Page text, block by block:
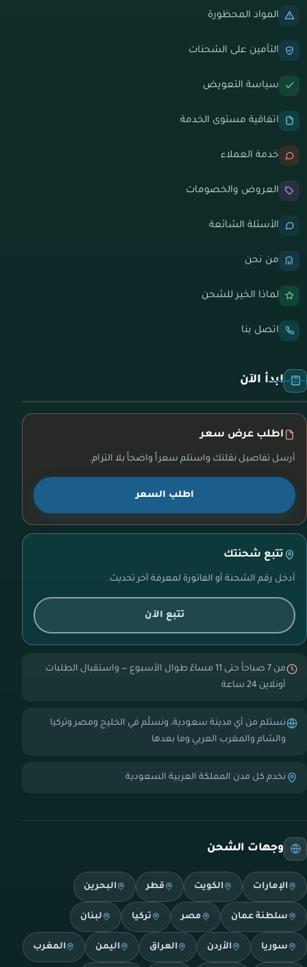
المواد المحظورة
التأمين على الشحنات
سياسة التعويض
اتفاقية مستوى الخدمة
خدمة العملاء
العروض والخصومات
الأسئلة الشائعة
من نحن
لماذا الخير للشحن
اتصل بنا
ابدأ الآن
اطلب عرض سعر
أرسل تفاصيل نقلتك واستلم سعراً واضحاً بلا التزام.
اطلب السعر
تتبع شحنتك
أدخل رقم الشحنة أو الفاتورة لمعرفة آخر تحديث.
تتبع الآن
من 7 صباحاً حتى 11 مساءً طوال الأسبوع — واستقبال الطلبات
أونلاين 24 ساعة
نستلم من أي مدينة سعودية، ونسلّم في الخليج ومصر وتركيا
والشام والمغرب العربي وما بعدها
نخدم كل مدن المملكة العربية السعودية
وجهات الشحن
الإمارات الكويت قطر البحرين
سلطنة عمان مصر تركيا لبنان
سوريا الأردن العراق اليمن المغرب